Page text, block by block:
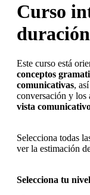
Curso
Este curso está
conceptos
comunicativas,
conversación y los
vista
Selecciona todas
ver la estimación
Selecciona tu